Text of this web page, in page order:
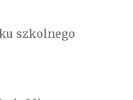
szkolnego